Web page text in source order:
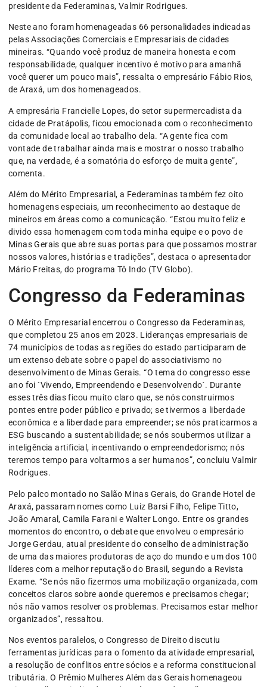
presidente da Federaminas, Valmir Rodrigues.
Neste ano foram homenageadas 66 personalidades indicadas
pelas Associações Comerciais e Empresariais de cidades
mineiras. “Quando você produz de maneira honesta e com
responsabilidade, qualquer incentivo é motivo para amanhã
você querer um pouco mais”, ressalta o empresário Fábio Rios,
de Araxá, um dos homenageados.
A empresária Francielle Lopes, do setor supermercadista da
cidade de Pratápolis, ficou emocionada com o reconhecimento
da comunidade local ao trabalho dela. “A gente fica com
vontade de trabalhar ainda mais e mostrar o nosso trabalho
que, na verdade, é a somatória do esforço de muita gente”,
comenta.
Além do Mérito Empresarial, a Federaminas também fez oito
homenagens especiais, um reconhecimento ao destaque de
mineiros em áreas como a comunicação. “Estou muito feliz e
divido essa homenagem com toda minha equipe e o povo de
Minas Gerais que abre suas portas para que possamos mostrar
nossos valores, histórias e tradições”, destaca o apresentador
Mário Freitas, do programa Tô Indo (TV Globo).
Congresso da Federaminas
O Mérito Empresarial encerrou o Congresso da Federaminas,
que completou 25 anos em 2023. Lideranças empresariais de
74 municípios de todas as regiões do estado participaram de
um extenso debate sobre o papel do associativismo no
desenvolvimento de Minas Gerais. “O tema do congresso esse
ano foi `Vivendo, Empreendendo e Desenvolvendo´. Durante
esses três dias ficou muito claro que, se nós construirmos
pontes entre poder público e privado; se tivermos a liberdade
econômica e a liberdade para empreender; se nós praticarmos a
ESG buscando a sustentabilidade; se nós soubermos utilizar a
inteligência artificial, incentivando o empreendedorismo; nós
teremos tempo para voltarmos a ser humanos”, concluiu Valmir
Rodrigues.
Pelo palco montado no Salão Minas Gerais, do Grande Hotel de
Araxá, passaram nomes como Luiz Barsi Filho, Felipe Titto,
João Amaral, Camila Farani e Walter Longo. Entre os grandes
momentos do encontro, o debate que envolveu o empresário
Jorge Gerdau, atual presidente do conselho de administração
de uma das maiores produtoras de aço do mundo e um dos 100
líderes com a melhor reputação do Brasil, segundo a Revista
Exame. “Se nós não fizermos uma mobilização organizada, com
conceitos claros sobre aonde queremos e precisamos chegar;
nós não vamos resolver os problemas. Precisamos estar melhor
organizados”, ressaltou.
Nos eventos paralelos, o Congresso de Direito discutiu
ferramentas jurídicas para o fomento da atividade empresarial,
a resolução de conflitos entre sócios e a reforma constitucional
tributária. O Prêmio Mulheres Além das Gerais homenageou